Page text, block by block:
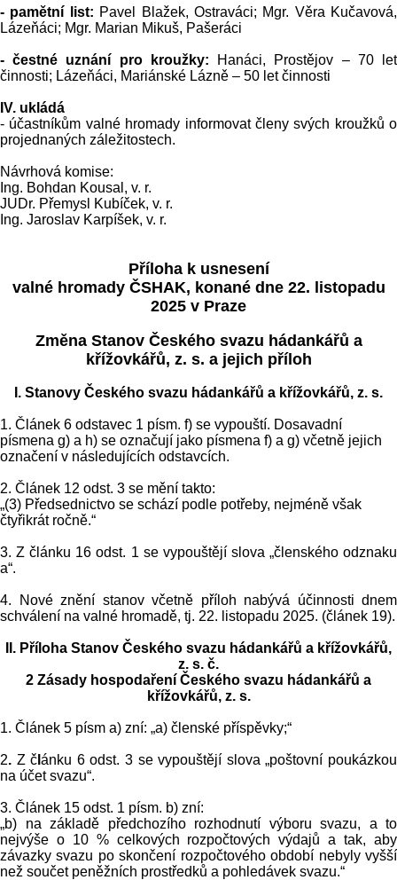
- pamětní list: Pavel Blažek, Ostraváci; Mgr. Věra Kučavová,
Lázeňáci; Mgr. Marian Mikuš, Pašeráci
- čestné uznání pro kroužky:
Hanáci, Prostějov – 70 let
činnosti; Lázeňáci, Mariánské Lázně – 50 let činnosti
IV. ukládá
- účastníkům valné hromady informovat členy svých kroužků o
projednaných záležitostech.
Návrhová komise:
Ing. Bohdan Kousal, v. r.
JUDr. Přemysl Kubíček, v. r.
Ing. Jaroslav Karpíšek, v. r.
Příloha k usnesení
valné hromady ČSHAK, konané dne 22. listopadu
2025 v Praze
Změna Stanov Českého svazu hádankářů a
křížovkářů, z. s. a jejich příloh
I. Stanovy Českého svazu hádankářů a křížovkářů, z. s.
1. Článek 6 odstavec 1 písm. f) se vypouští. Dosavadní
písmena g) a h) se označují jako písmena f) a g) včetně jejich
označení v následujících odstavcích.
2. Článek 12 odst. 3 se mění takto:
„(3) Předsednictvo se schází podle potřeby, nejméně však
čtyřikrát ročně.“
3. Z článku 16 odst. 1 se vypouštějí slova „členského odznaku
a“.
4. Nové znění stanov včetně příloh nabývá účinnosti dnem
schválení na valné hromadě, tj. 22. listopadu 2025. (článek 19).
II. Příloha Stanov Českého svazu hádankářů a křížovkářů,
z. s. č.
2 Zásady hospodaření Českého svazu hádankářů a
křížovkářů, z. s.
1. Článek 5 písm a) zní: „a) členské příspěvky;“
2. Z č lánku 6 odst. 3 se vypouštějí slova „poštovní poukázkou
na účet svazu“.
3. Článek 15 odst. 1 písm. b) zní:
„b) na základě předchozího rozhodnutí výboru svazu, a to
nejvýše o 10 % celkových rozpočtových výdajů a tak, aby
závazky svazu po skončení rozpočtového období nebyly vyšší
než součet peněžních prostředků a pohledávek svazu.“